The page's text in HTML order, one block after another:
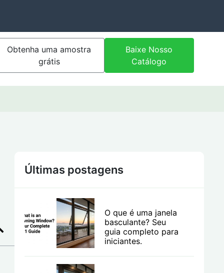
Obtenha uma amostra
grátis
Baixe Nosso
Catálogo
Últimas postagens
O que é uma janela
basculante? Seu
guia completo para
iniciantes.